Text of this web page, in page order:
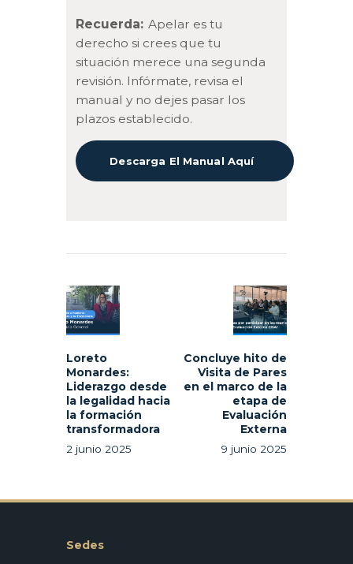
Recuerda: Apelar es tu
derecho si crees que tu
situación merece una segunda
revisión. Infórmate, revisa el
manual y no dejes pasar los
plazos establecido.
Descarga El Manual Aquí
de
entradas
Previous
Loreto
Monardes:
Liderazgo desde
la legalidad hacia
la formación
transformadora
2 junio 2025
Concluye hito de
Visita de Pares
en el marco de la
etapa de
Evaluación
Externa
9 junio 2025
Sedes